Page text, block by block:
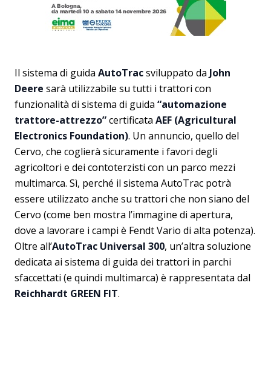
Il sistema di guida AutoTracsviluppato da John
Deere sarà utilizzabile su tutti i trattori con
funzionalità di sistema di guida “automazione
trattore-attrezzo”certificata AEF (Agricultural
Electronics Foundation). Un annuncio, quello del
Cervo, che coglierà sicuramente i favori degli
agricoltori e dei contoterzisti con un parco mezzi
multimarca. Sì, perché il sistema AutoTrac potrà
essere utilizzato anche su trattori che non siano del
Cervo (come ben mostra l’immagine di apertura,
dove a lavorare i campi è Fendt Vario di alta potenza).
Oltre all’AutoTrac Universal 300, un’altra soluzione
dedicata ai sistema di guida dei trattori in parchi
sfaccettati (e quindi multimarca) è rappresentata dal
Reichhardt GREEN FIT.